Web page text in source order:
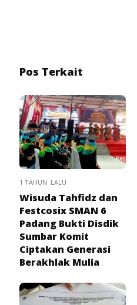
Pos Terkait
1 TAHUN LALU
Wisuda Tahfidz dan
Festcosix SMAN 6
Padang Bukti Disdik
Sumbar Komit
Ciptakan Generasi
Berakhlak Mulia